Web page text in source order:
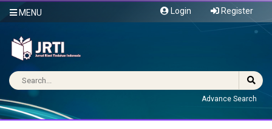
MENU Login Register
Advance Search